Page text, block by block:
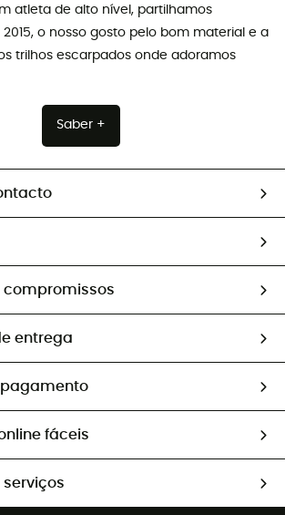
atleta de alto nível, partilhamos
o nosso gosto pelo bom material e a
trilhos escarpados onde adoramos
Saber +
compromissos
entrega
pagamento
fáceis
em 100 dias
serviços